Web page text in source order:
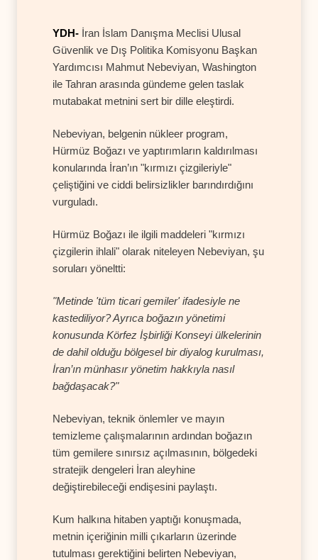
YDH- İran İslam Danışma Meclisi Ulusal
Güvenlik ve Dış Politika Komisyonu Başkan
Yardımcısı Mahmut Nebeviyan, Washington
ile Tahran arasında gündeme gelen taslak
mutabakat metnini sert bir dille eleştirdi.
Nebeviyan, belgenin nükleer program,
Hürmüz Boğazı ve yaptırımların kaldırılması
konularında İran’ın "kırmızı çizgileriyle"
çeliştiğini ve ciddi belirsizlikler barındırdığını
vurguladı.
Hürmüz Boğazı ile ilgili maddeleri "kırmızı
çizgilerin ihlali" olarak niteleyen Nebeviyan, şu
soruları yöneltti:
"Metinde 'tüm ticari gemiler' ifadesiyle ne
kastediliyor? Ayrıca boğazın yönetimi
konusunda Körfez İşbirliği Konseyi ülkelerinin
de dahil olduğu bölgesel bir diyalog kurulması,
İran’ın münhasır yönetim hakkıyla nasıl
bağdaşacak?"
Nebeviyan, teknik önlemler ve mayın
temizleme çalışmalarının ardından boğazın
tüm gemilere sınırsız açılmasının, bölgedeki
stratejik dengeleri İran aleyhine
değiştirebileceği endişesini paylaştı.
Kum halkına hitaben yaptığı konuşmada,
metnin içeriğinin milli çıkarların üzerinde
tutulması gerektiğini belirten Nebeviyan,